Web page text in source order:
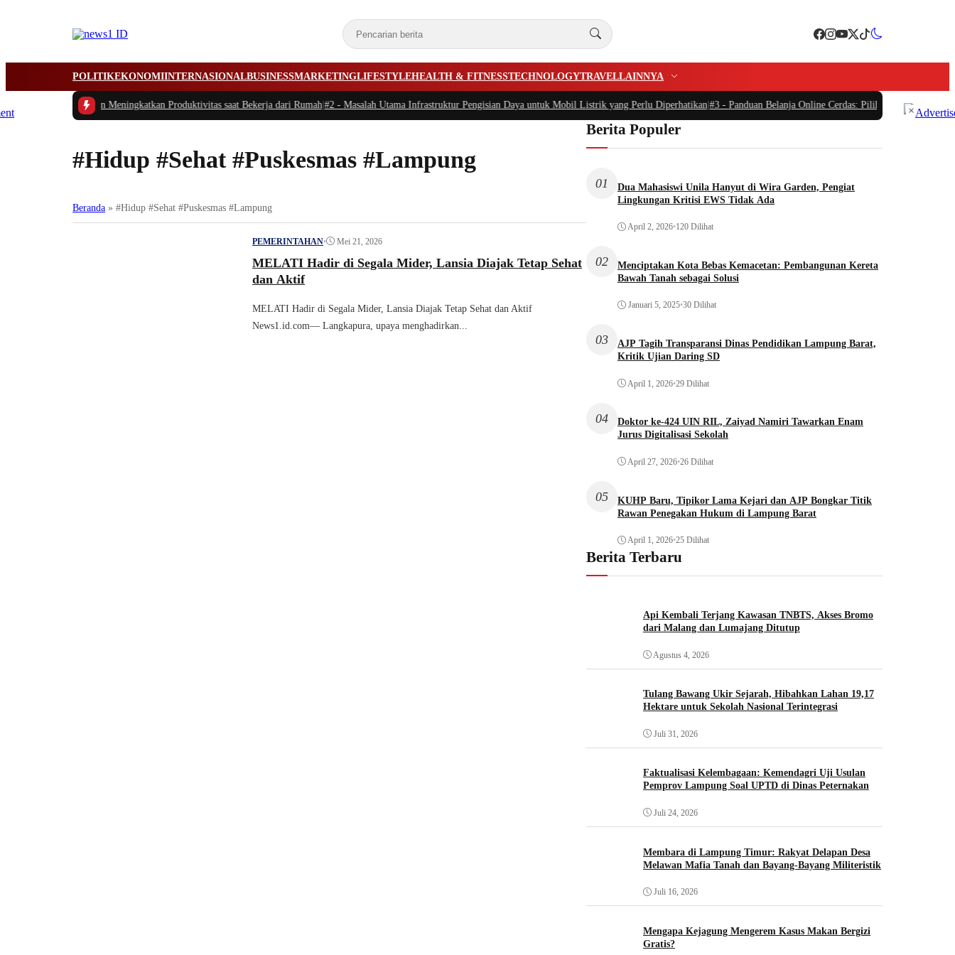
POLITIKEKONOMIINTERNASIONALBUSINESSMARKETINGLIFESTYLEHEALTH & FITNESSTECHNOLOGYTRAVELLAINNYA
Mengatur Waktu dan Meningkatkan Produktivitas saat Bekerja dari Rumah|#2 - Masalah Utama Infrastruktur Pengisian Daya untuk Mobil Listrik yang Perlu Diperhatikan|#3 - Panduan Belanja Online Cerdas: Pilih Produk dengan
#Hidup #Sehat #Puskesmas #Lampung
Beranda » #Hidup #Sehat #Puskesmas #Lampung
PEMERINTAHAN• Mei 21, 2026
MELATI Hadir di Segala Mider, Lansia Diajak Tetap Sehat
dan Aktif
MELATI Hadir di Segala Mider, Lansia Diajak Tetap Sehat dan Aktif
News1.id.com— Langkapura, upaya menghadirkan...
Berita Populer
01
Dua Mahasiswi Unila Hanyut di Wira Garden, Pengiat
Lingkungan Kritisi EWS Tidak Ada
April 2, 2026•120 Dilihat
02
Menciptakan Kota Bebas Kemacetan: Pembangunan Kereta
Bawah Tanah sebagai Solusi
Januari 5, 2025•30 Dilihat
03
AJP Tagih Transparansi Dinas Pendidikan Lampung Barat,
Kritik Ujian Daring SD
April 1, 2026•29 Dilihat
04
Doktor ke-424 UIN RIL, Zaiyad Namiri Tawarkan Enam
Jurus Digitalisasi Sekolah
April 27, 2026•26 Dilihat
05
KUHP Baru, Tipikor Lama Kejari dan AJP Bongkar Titik
Rawan Penegakan Hukum di Lampung Barat
April 1, 2026•25 Dilihat
Berita Terbaru
Api Kembali Terjang Kawasan TNBTS, Akses Bromo
dari Malang dan Lumajang Ditutup
Agustus 4, 2026
Tulang Bawang Ukir Sejarah, Hibahkan Lahan 19,17
Hektare untuk Sekolah Nasional Terintegrasi
Juli 31, 2026
Faktualisasi Kelembagaan: Kemendagri Uji Usulan
Pemprov Lampung Soal UPTD di Dinas Peternakan
Juli 24, 2026
Membara di Lampung Timur: Rakyat Delapan Desa
Melawan Mafia Tanah dan Bayang-Bayang Militeristik
Juli 16, 2026
Mengapa Kejagung Mengerem Kasus Makan Bergizi
Gratis?
×